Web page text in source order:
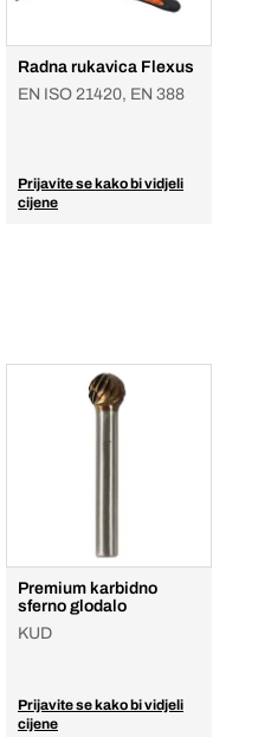
Radna rukavica Flexus
EN ISO 21420, EN 388
Prijavite se kako bi vidjeli
cijene
Premium karbidno
sferno glodalo
KUD
Prijavite se kako bi vidjeli
cijene